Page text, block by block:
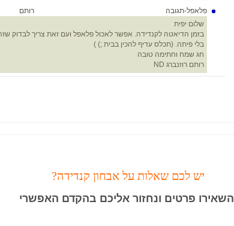
פלאפל-תגובה רותם
שלום יפית
בזמן הדיאטה לקנדידה. אפשר לאכול פלאפל ועם זאת צריך לבדוק שזה
בלי פיתה. (תכלס עדיף להכין בבית ;) )
חג שמח וחתימה טובה
רותם רוזנברג ND
יש לכם שאלות על אבחון קנדידה?
השאירו פרטים ונחזור אליכם בהקדם האפשרי